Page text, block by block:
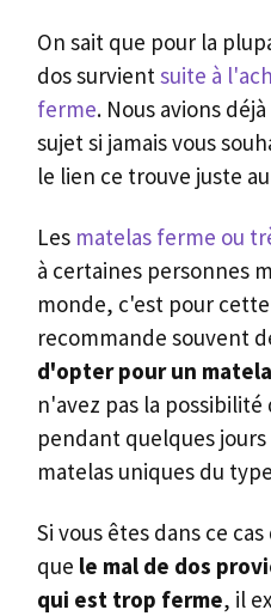
On sait que pour la
dos survientsuite à
ferme. Nous avions
sujet si jamais vous
le lien ce trouve juste
Les matelas ferme ou
à certaines personnes
monde, c'est pour
recommande souvent
d'opter pour un
n'avez pas la
pendant quelques
matelas uniques du
Si vous êtes dans ce
que le mal de dos
qui est trop ferme, il